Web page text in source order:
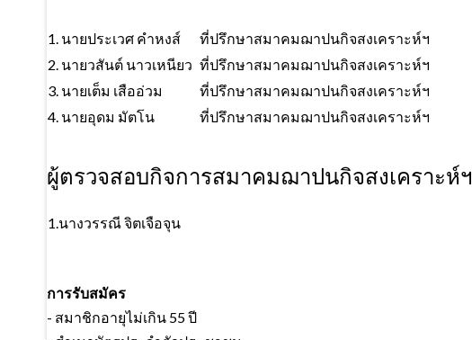
1. นายประเวศ คำหงส์
ที่ปรึกษาสมาคมฌาปนกิจสงเคราะห์ฯ
2. นายวสันต์ นาวเหนียว ที่ปรึกษาสมาคมฌาปนกิจสงเคราะห์ฯ
3. นายเต็ม เสืออ่วม
ที่ปรึกษาสมาคมฌาปนกิจสงเคราะห์ฯ
4. นายอุดม มัตโน
ที่ปรึกษาสมาคมฌาปนกิจสงเคราะห์ฯ
ผู้ตรวจสอบกิจการสมาคมฌาปนกิจสงเคราะห์ฯ
1.นางวรรณี จิตเจือจุน
การรับสมัคร
- สมาชิกอายุไม่เกิน 55 ปี